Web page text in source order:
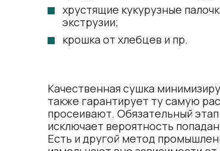
хрустящие кукурузные
экструзии;
крошка от хлебцев и пр.
Качественная сушка
также гарантирует ту самую
просеивают. Обязательный
исключает вероятность
Есть и другой метод